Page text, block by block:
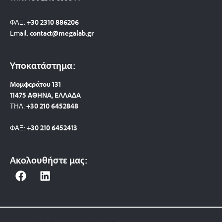
ΦΑΞ:+30 2310 886206
Email:contact@megalab.gr
Υποκατάστημα:
Μομφεράτου 131
11475 ΑΘΗΝΑ, ΕΛΛΑΔΑ
ΤΗΛ:+30 210 6452848
ΦΑΞ:+30 210 6452413
Ακολουθήστε μας:
F
e
L
k